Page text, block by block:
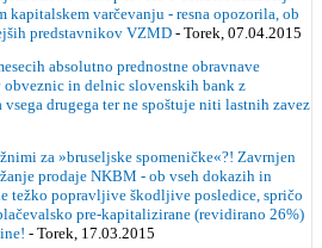
kapitalskem varčevanju - resna opozorila, ob
predstavnikov VZMD - Torek, 07.04.2015
absolutno prednostne obravnave
in delnic slovenskih bank z
drugega ter ne spoštuje niti lastnih zavez
za »bruseljske spomeničke«?! Zavrnjen
prodaje NKBM - ob vseh dokazih in
težko popravljive škodljive posledice, spričo
pre-kapitalizirane (revidirano 26%)
- Torek, 17.03.2015